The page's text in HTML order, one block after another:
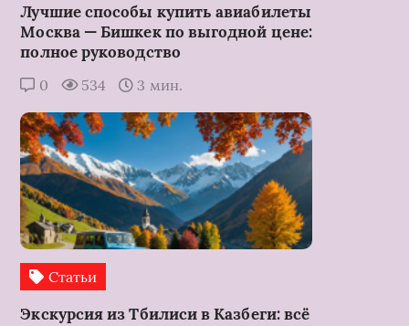
Лучшие способы купить авиабилеты
Москва — Бишкек по выгодной цене:
полное руководство
0 534 3 мин.
Статьи
Экскурсия из Тбилиси в Казбеги: всё